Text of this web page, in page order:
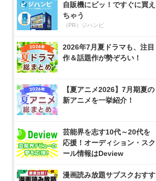
自販機にピッ！ですぐに買え
ちゃう
（PR）ジハンピ
2026年7月夏ドラマも、注目
作＆話題作が勢ぞろい！
【夏アニメ2026】7月期夏の
新アニメを一挙紹介！
芸能界を志す10代～20代を
応援！オーディション・スク
ール情報はDeview
漫画読み放題サブスクおすす